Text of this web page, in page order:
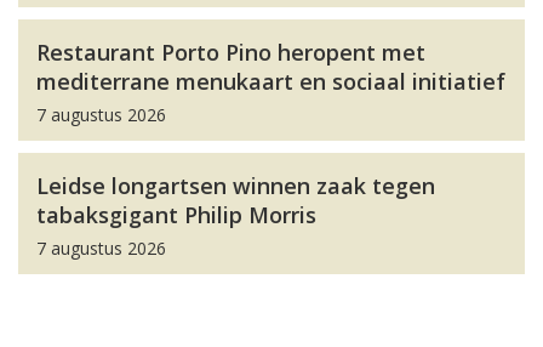
Restaurant Porto Pino heropent met
mediterrane menukaart en sociaal initiatief
7 augustus 2026
Leidse longartsen winnen zaak tegen
tabaksgigant Philip Morris
7 augustus 2026